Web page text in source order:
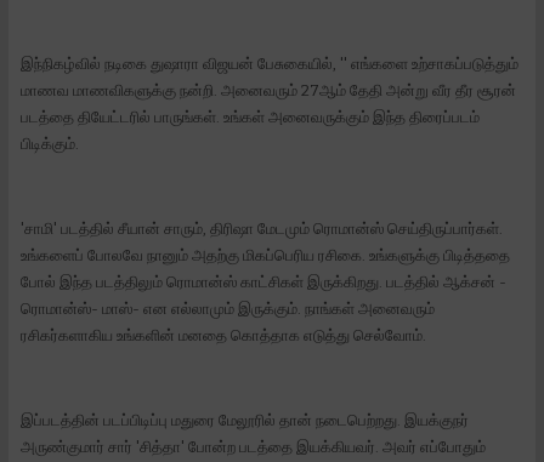
இந்நிகழ்வில் நடிகை துஷாரா விஜயன் பேசுகையில், '' எங்களை உற்சாகப்படுத்தும்
மாணவ மாணவிகளுக்கு நன்றி. அனைவரும் 27ஆம் தேதி அன்று வீர தீர சூரன்
படத்தை தியேட்டரில் பாருங்கள். உங்கள் அனைவருக்கும் இந்த திரைப்படம்
பிடிக்கும்.
'சாமி' படத்தில் சீயான் சாரும், திரிஷா மேடமும் ரொமான்ஸ் செய்திருப்பார்கள்.
உங்களைப் போலவே நானும் அதற்கு மிகப்பெரிய ரசிகை. உங்களுக்கு பிடித்ததை
போல் இந்த படத்திலும் ரொமான்ஸ் காட்சிகள் இருக்கிறது. படத்தில் ஆக்சன் -
ரொமான்ஸ்- மாஸ்- என எல்லாமும் இருக்கும். நாங்கள் அனைவரும்
ரசிகர்களாகிய உங்களின் மனதை கொத்தாக எடுத்து செல்வோம்.
இப்படத்தின் படப்பிடிப்பு மதுரை மேலூரில் தான் நடைபெற்றது. இயக்குநர்
அருண்குமார் சார் 'சித்தா' போன்ற படத்தை இயக்கியவர். அவர் எப்போதும்